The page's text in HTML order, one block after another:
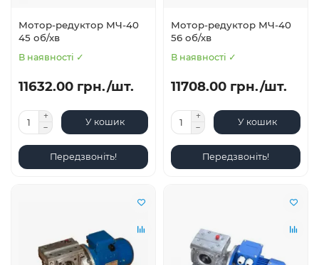
Мотор-редуктор МЧ-40
45 об/хв
В наявності ✓
11632.00 грн./шт.
У кошик
Передзвоніть!
Мотор-редуктор МЧ-40
56 об/хв
В наявності ✓
11708.00 грн./шт.
У кошик
Передзвоніть!